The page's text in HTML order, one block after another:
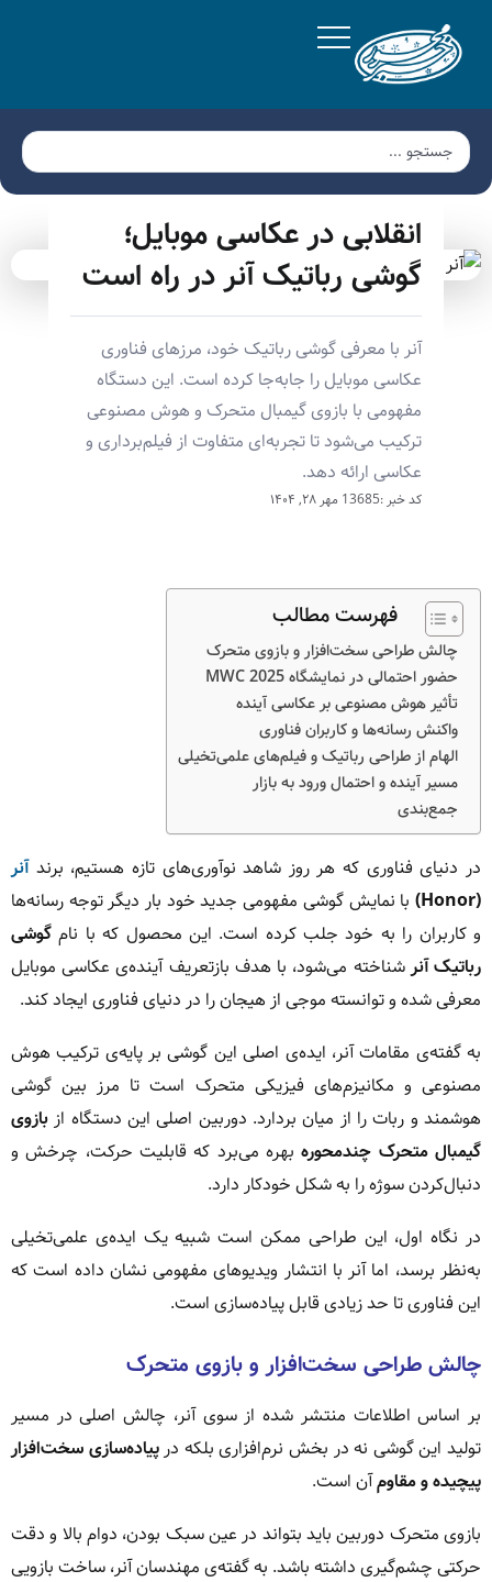
انقلابی در عکاسی موبایل؛
گوشی رباتیک آنر در راه است
آنر با معرفی گوشی رباتیک خود، مرزهای فناوری
عکاسی موبایل را جابه‌جا کرده است. این دستگاه
مفهومی با بازوی گیمبال متحرک و هوش مصنوعی
ترکیب می‌شود تا تجربه‌ای متفاوت از فیلم‌برداری و
عکاسی ارائه دهد.
کد خبر :13685 مهر ۲۸, ۱۴۰۴
فهرست مطالب
چالش طراحی سخت‌افزار و بازوی متحرک
حضور احتمالی در نمایشگاه MWC 2025
تأثیر هوش مصنوعی بر عکاسی آینده
واکنش رسانه‌ها و کاربران فناوری
الهام از طراحی رباتیک و فیلم‌های علمی‌تخیلی
مسیر آینده و احتمال ورود به بازار
جمع‌بندی
در دنیای فناوری که هر روز شاهد نوآوری‌های تازه هستیم، برندآنر
(Honor)
با نمایش گوشی مفهومی جدید خود بار دیگر توجه رسانه‌ها
و کاربران را به خود جلب کرده است. این محصول که با نام گوشی
رباتیک آنر شناخته می‌شود، با هدف بازتعریف آینده‌ی عکاسی موبایل
معرفی شده و توانسته موجی از هیجان را در دنیای فناوری ایجاد کند.
به گفته‌ی مقامات آنر، ایده‌ی اصلی این گوشی بر پایه‌ی ترکیب هوش
مصنوعی و مکانیزم‌های فیزیکی متحرک است تا مرز بین گوشی
هوشمند و ربات را از میان بردارد. دوربین اصلی این دستگاه از بازوی
گیمبال متحرک چندمحورهبهره می‌برد که قابلیت حرکت، چرخش و
دنبال‌کردن سوژه را به شکل خودکار دارد.
در نگاه اول، این طراحی ممکن است شبیه یک ایده‌ی علمی‌تخیلی
به‌نظر برسد، اما آنر با انتشار ویدیوهای مفهومی نشان داده است که
این فناوری تا حد زیادی قابل پیاده‌سازی است.
چالش طراحی سخت‌افزار و بازوی متحرک
بر اساس اطلاعات منتشر شده از سوی آنر، چالش اصلی در مسیر
تولید این گوشی نه در بخش نرم‌افزاری بلکه درپیاده‌سازی سخت‌افزار
پیچیده و مقاومآن است.
بازوی متحرک دوربین باید بتواند در عین سبک بودن، دوام بالا و دقت
حرکتی چشم‌گیری داشته باشد. به گفته‌ی مهندسان آنر، ساخت بازویی